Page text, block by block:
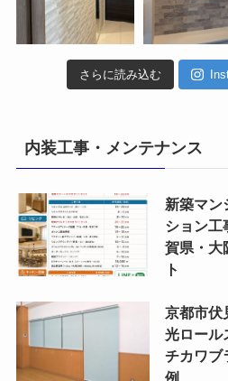
さらに読み込む
内装工事・メンテナンス
新築マン
ション工
賀県・大
ト
京都市伏
光ロール
チカワブ
例